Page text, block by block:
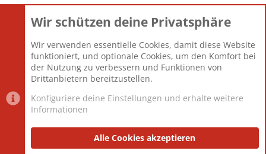
Themen
Mitglieder
12.427
Neuestes Mitglied
Berlin
Datenschutzerklärung Impressum
Wir schützen deine Privatsphäre
Wir verwenden essentielle Cookies, damit diese Website
funktioniert, und optionale Cookies, um den Komfort bei
der Nutzung zu verbessern und Funktionen von
Drittanbietern bereitzustellen.
Konfiguriere deine Einstellungen und erhalte weitere
Informationen
Alle Cookies akzeptieren